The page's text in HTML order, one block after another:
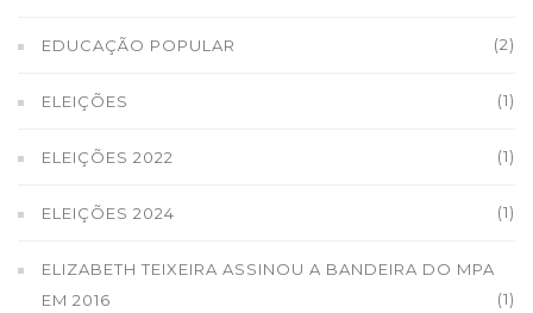
EDUCAÇÃO POPULAR (2)
ELEIÇÕES (1)
ELEIÇÕES 2022 (1)
ELEIÇÕES 2024 (1)
ELIZABETH TEIXEIRA ASSINOU A BANDEIRA DO MPA
EM 2016
(1)